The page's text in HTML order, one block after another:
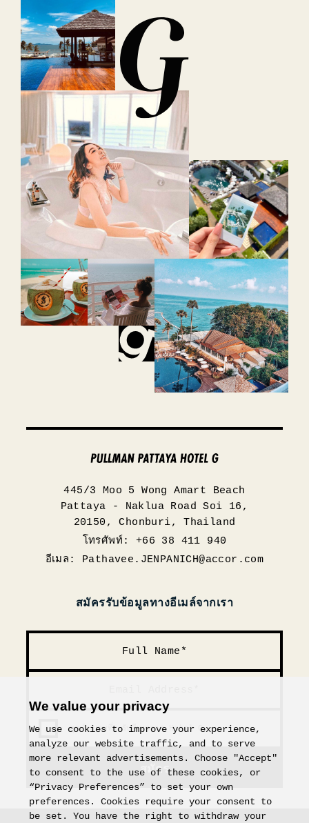
445/3 Moo 5 Wong Amart Beach
Pattaya - Naklua Road Soi 16,
20150, Chonburi, Thailand
โทรศัพท์: +66 38 411 940
อีเมล: Pathavee.JENPANICH@accor.com
สมัครรับข้อมูลทางอีเมล์จากเรา
คุณยินยอมที่จะรับอีเมลจาก Hotel G
สมัคร
We value your privacy
We use cookies to improve your experience,
analyze our website traffic, and to serve
more relevant advertisements. Choose "Accept"
to consent to the use of these cookies, or
“Privacy Preferences” to set your own
preferences. Cookies require your consent to
be set. You have the right to withdraw your